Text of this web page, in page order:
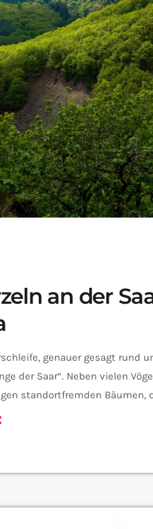
an der
genauer gesagt rund
der Saar“. Neben vielen
standortfremden Bäumen,
Geschäftsbereichsleiter